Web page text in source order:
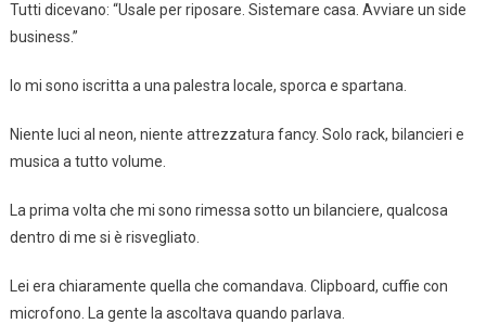
Tutti dicevano: “Usale per riposare. Sistemare casa. Avviare un side
business.”
Io mi sono iscritta a una palestra locale, sporca e spartana.
Niente luci al neon, niente attrezzatura fancy. Solo rack, bilancieri e
musica a tutto volume.
La prima volta che mi sono rimessa sotto un bilanciere, qualcosa
dentro di me si è risvegliato.
Lei era chiaramente quella che comandava. Clipboard, cuffie con
microfono. La gente la ascoltava quando parlava.